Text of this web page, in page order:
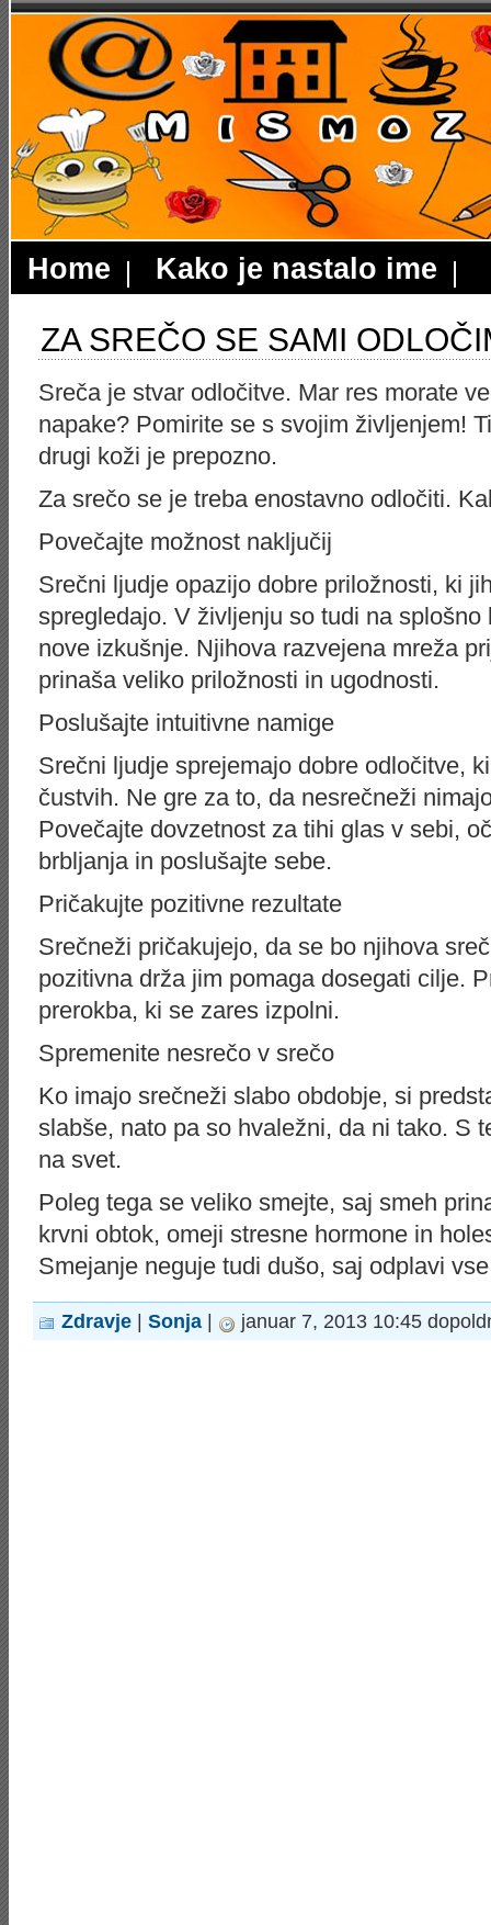
Home Kako je nastalo ime
ZA SREČO SE SAMI
Sreča je stvar odločitve. Mar res morate
napake? Pomirite se s svojim življenjem!
drugi koži je prepozno.
Za srečo se je treba enostavno odločiti.
Povečajte možnost naključij
Srečni ljudje opazijo dobre priložnosti, ki
spregledajo. V življenju so tudi na
nove izkušnje. Njihova razvejena mreža
prinaša veliko priložnosti in ugodnosti.
Poslušajte intuitivne namige
Srečni ljudje sprejemajo dobre odločitve,
čustvih. Ne gre za to, da nesrečneži
Povečajte dovzetnost za tihi glas v sebi,
brbljanja in poslušajte sebe.
Pričakujte pozitivne rezultate
Srečneži pričakujejo, da se bo njihova
pozitivna drža jim pomaga dosegati cilje.
prerokba, ki se zares izpolni.
Spremenite nesrečo v srečo
Ko imajo srečneži slabo obdobje, si
slabše, nato pa so hvaležni, da ni tako. S
na svet.
Poleg tega se veliko smejte, saj smeh
krvni obtok, omeji stresne hormone in
Smejanje neguje tudi dušo, saj odplavi
Zdravje Sonja januar 7, 2013 10:45